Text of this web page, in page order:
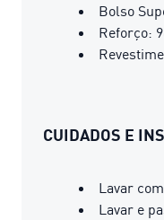
Bolso
Reforço:
CUIDADOS E
Lavar
Lavar e